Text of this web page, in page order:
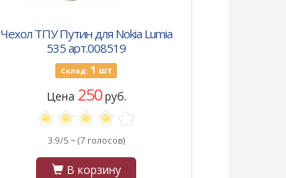
Чехол ТПУ Путин для Nokia Lumia
535 арт.008519
Склад: 1 шт
Цена 250руб.
3.9/5 ~ (7 голосов)
В корзину